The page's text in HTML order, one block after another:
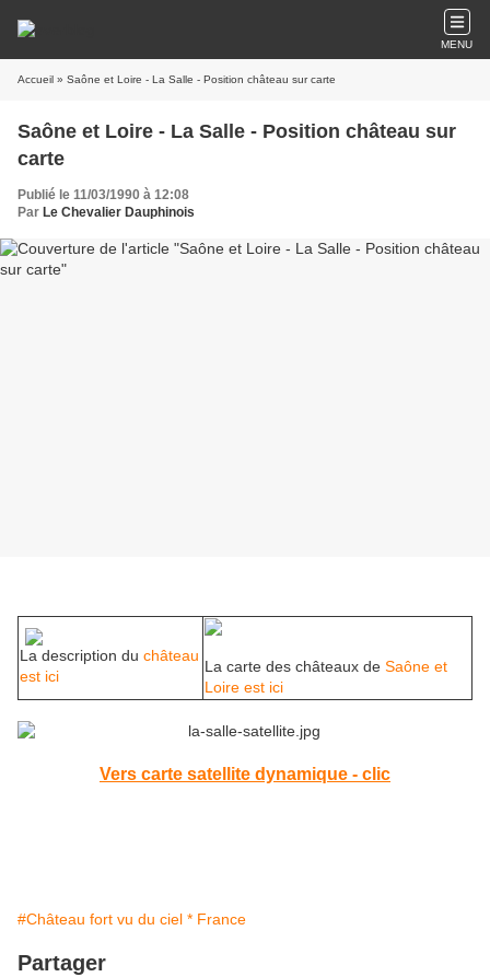
MENU
Accueil » Saône et Loire - La Salle - Position château sur carte
Saône et Loire - La Salle - Position château sur
carte
Publié le 11/03/1990 à 12:08
Par Le Chevalier Dauphinois
La description du château
est ici
La carte des châteaux de Saône et
Loire est ici
Vers carte satellite dynamique - clic
#Château fort vu du ciel * France
Partager